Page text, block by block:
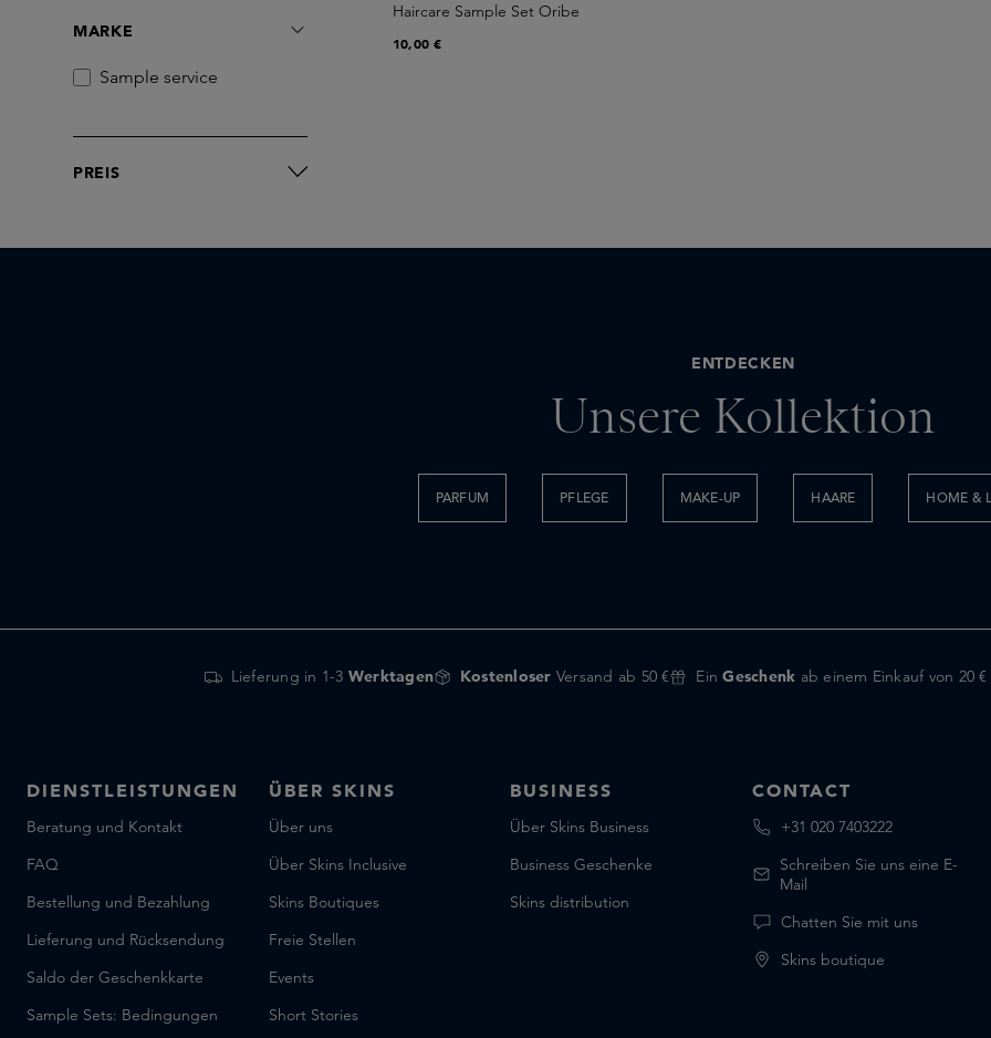
MARKE
Sample service
PREIS
Haircare Sample Set Oribe
10,00 €
ENTDECKEN
Unsere Kollektion
PARFUM PFLEGE MAKE-UP HAARE HOME &
Lieferung in 1-3 Werktagen Kostenloser Versand ab 50 € EinGeschenk ab einem Einkauf von 20 €
DIENSTLEISTUNGEN
Beratung und Kontakt
FAQ
Bestellung und Bezahlung
Lieferung und Rücksendung
Saldo der Geschenkkarte
Sample Sets: Bedingungen
ÜBER SKINS
Über uns
Über Skins Inclusive
Skins Boutiques
Freie Stellen
Events
Short Stories
BUSINESS
Über Skins Business
Business Geschenke
Skins distribution
CONTACT
+31 020 7403222
Schreiben Sie uns eine E-
Mail
Chatten Sie mit uns
Skins boutique